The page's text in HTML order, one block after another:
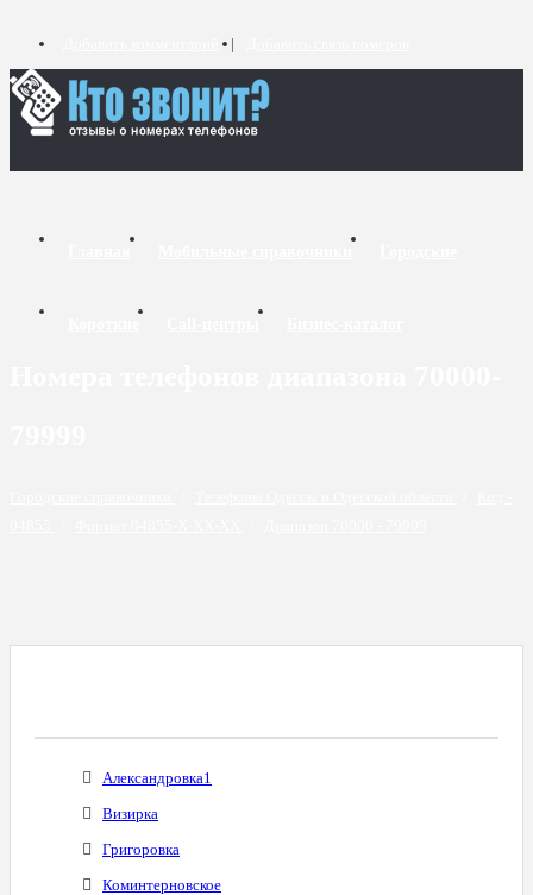
Александровка1
Визирка
Григоровка
Коминтерновское